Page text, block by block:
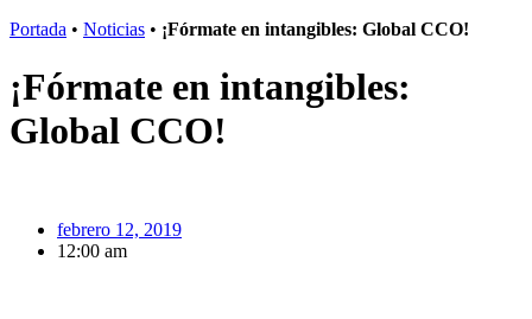
Portada • Noticias • ¡Fórmate en intangibles: Global CCO!
¡Fórmate en intangibles:
Global CCO!
febrero 12, 2019
12:00 am